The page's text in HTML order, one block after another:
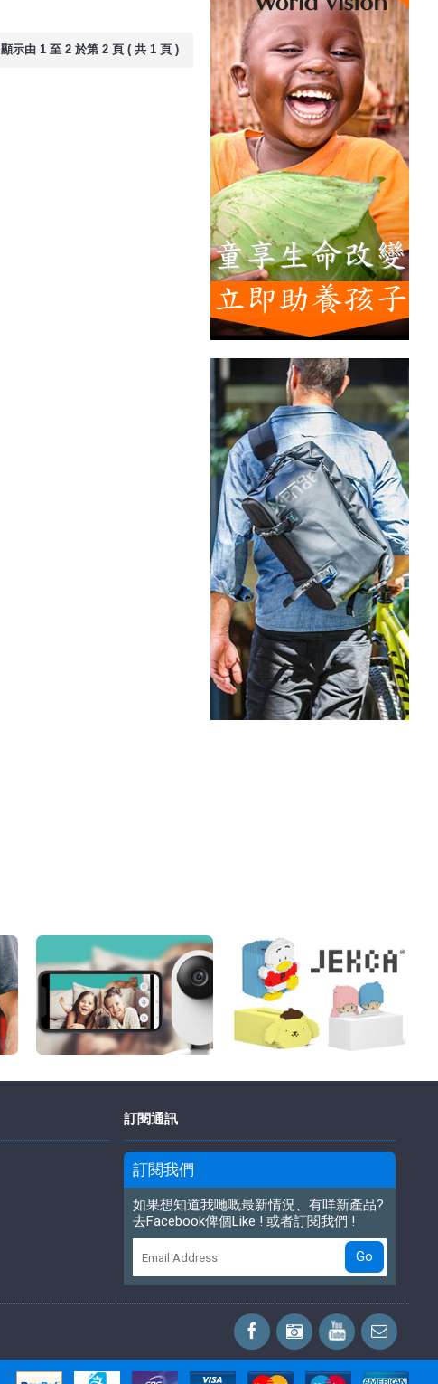
HKD1,198.0
顯示由 1 至 2 於第 2 頁 ( 共 1 頁 )
訂閱通訊
訂閱我們
如果想知道我哋嘅最新情況、有咩新產品?
去Facebook俾個Like ! 或者訂閱我們 !
Go